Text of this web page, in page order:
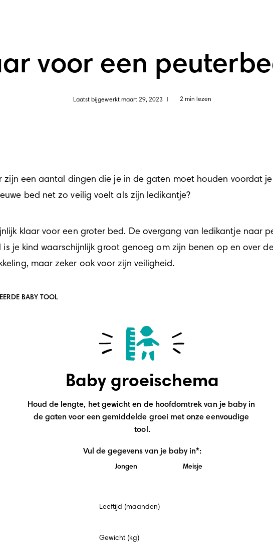
voor een
Laatst bijgewerkt maart 29, 2023 2 min lezen
zijn een aantal dingen die je in de gaten moet houden voordat
bed net zo veilig voelt als zijn ledikantje?
klaar voor een groter bed. De overgang van ledikantje naar
je kind waarschijnlijk groot genoeg om zijn benen op en over
maar zeker ook voor zijn veiligheid.
BABY TOOL
Baby groeischema
Houd de lengte, het gewicht en de hoofdomtrek van je baby in
de gaten voor een gemiddelde groei met onze eenvoudige
tool.
Vul de gegevens van je baby in*:
Jongen Meisje
veldLeeftijd (maanden)
Gewicht (kg)